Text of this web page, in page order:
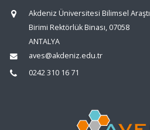
Akdeniz Üniversitesi Bilimsel
Birimi Rektörlük Binası, 07058
ANTALYA
aves@akdeniz.edu.tr
0242 310 16 71